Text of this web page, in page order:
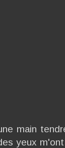
main
yeux